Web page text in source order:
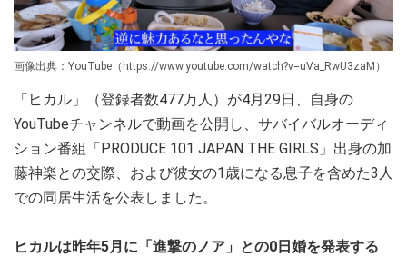
画像出典：YouTube（https://www.youtube.com/watch?v=uVa_RwU3zaM）
「ヒカル」（登録者数477万人）が4月29日、自身の
YouTubeチャンネルで動画を公開し、サバイバルオーディ
ション番組「PRODUCE 101 JAPAN THE GIRLS」出身の加
藤神楽との交際、および彼女の1歳になる息子を含めた3人
での同居生活を公表しました。
ヒカルは昨年5月に「進撃のノア」との0日婚を発表する